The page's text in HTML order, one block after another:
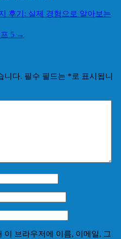
후기: 실제 경험으로 알아보는
5 →
니다. 필수 필드는 * 로 표시됩니
이 브라우저에 이름, 이메일, 그